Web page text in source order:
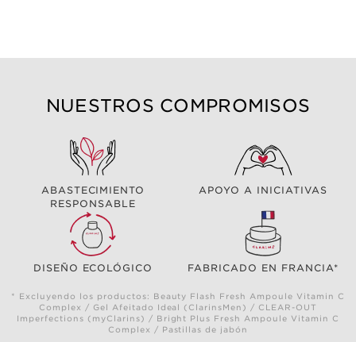
NUESTROS COMPROMISOS
ABASTECIMIENTO
RESPONSABLE
APOYO A INICIATIVAS
DISEÑO ECOLÓGICO FABRICADO EN FRANCIA*
* Excluyendo los productos: Beauty Flash Fresh Ampoule Vitamin C
Complex / Gel Afeitado Ideal (ClarinsMen) / CLEAR-OUT
Imperfections (myClarins) / Bright Plus Fresh Ampoule Vitamin C
Complex / Pastillas de jabón